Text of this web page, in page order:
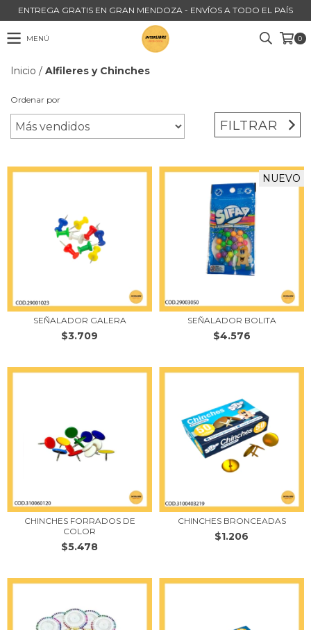
ENTREGA GRATIS EN GRAN MENDOZA - ENVÍOS A TODO EL PAÍS
MENÚ 0
Inicio / Alfileres y Chinches
Ordenar por
FILTRAR
SEÑALADOR GALERA
$3.709
NUEVO
SEÑALADOR BOLITA
$4.576
CHINCHES FORRADOS DE
COLOR
$5.478
CHINCHES BRONCEADAS
$1.206